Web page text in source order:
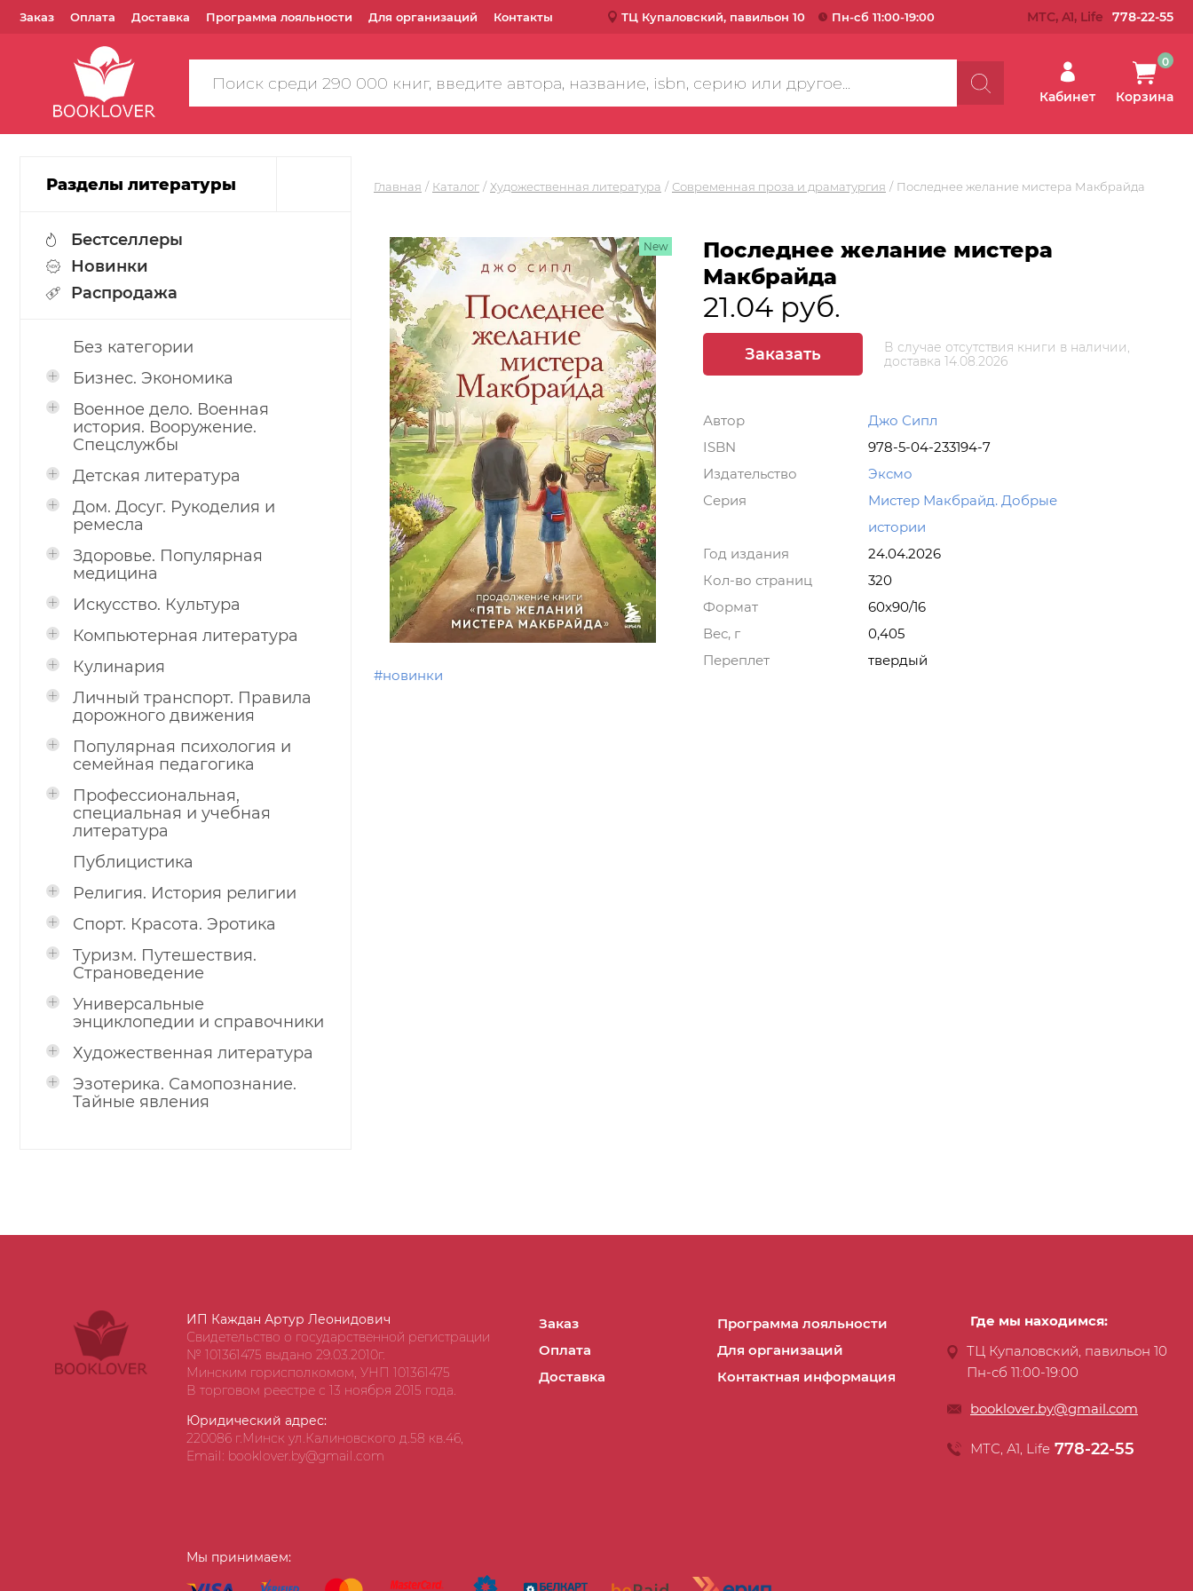
Заказ Оплата Доставка Программа лояльности Для организаций Контакты ТЦ Купаловский, павильон 10 Пн-сб 11:00-19:00 МТС, A1, Life 778-22-55
Поиск
по
Кабинет Корзина
0
Разделы литературы
Бестселлеры
Новинки
Распродажа
Без категории
Бизнес. Экономика
Военное дело. Военная
история. Вооружение.
Спецслужбы
Детская литература
Дом. Досуг. Рукоделия и
ремесла
Здоровье. Популярная
медицина
Искусство. Культура
Компьютерная литература
Кулинария
Личный транспорт. Правила
дорожного движения
Популярная психология и
семейная педагогика
Профессиональная,
специальная и учебная
литература
Публицистика
Религия. История религии
Спорт. Красота. Эротика
Туризм. Путешествия.
Страноведение
Универсальные
энциклопедии и справочники
Художественная литература
Эзотерика. Самопознание.
Тайные явления
Главная Каталог Художественная литература Современная проза и драматургия Последнее желание мистера Макбрайда
New
#новинки
Последнее желание мистера
Макбрайда
21.04 руб.
Заказать
В случае отсутствия книги в наличии,
доставка 14.08.2026
Автор
Джо Сипл
ISBN
978-5-04-233194-7
Издательство
Эксмо
Серия
Мистер Макбрайд. Добрые
истории
Год издания
24.04.2026
Кол-во страниц
320
Формат
60x90/16
Вес, г
0,405
Переплет
твердый
ИП Каждан Артур Леонидович
Свидетельство о государственной регистрации
№ 101361475 выдано 29.03.2010г.
Минским горисполкомом, УНП 101361475
В торговом реестре с 13 ноября 2015 года.
Юридический адрес:
220086 г.Минск ул.Калиновского д.58 кв.46,
Email: booklover.by@gmail.com
Заказ
Оплата
Доставка
Программа лояльности
Для организаций
Контактная информация
Мы принимаем:
Где мы находимся:
ТЦ Купаловский, павильон 10
Пн-сб 11:00-19:00
booklover.by@gmail.com
МТС, А1, Life 778-22-55